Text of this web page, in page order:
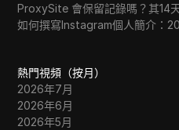
ProxySite 會保留記錄嗎？其14
如何撰寫Instagram個人簡介：
熱門視頻（按月）
2026年7月
2026年6月
2026年5月